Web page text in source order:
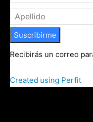
Suscribirme
Recibirás un correo
Created using Perfit